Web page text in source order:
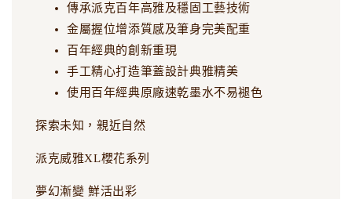
傳承派克百年高雅及穩固工藝技術
金屬握位增添質感及筆身完美配重
百年經典的創新重現
手工精心打造筆蓋設計典雅精美
使用百年經典原廠速乾墨水不易褪色
探索未知，親近自然
派克威雅XL櫻花系列
夢幻漸變 鮮活出彩